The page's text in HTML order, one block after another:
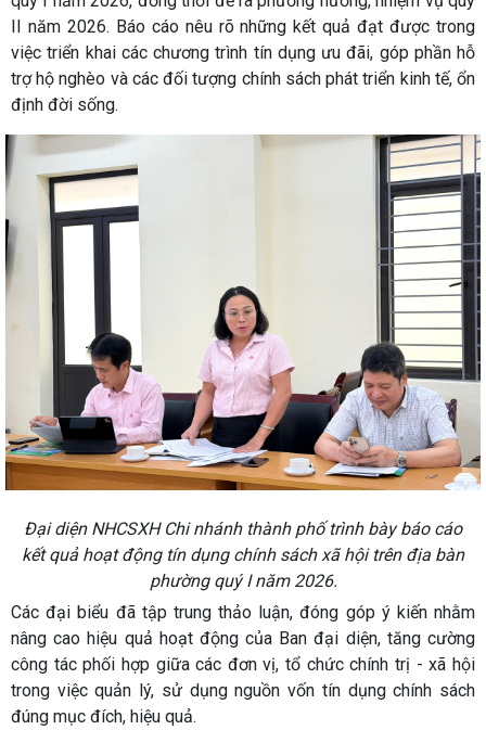
II năm 2026. Báo cáo nêu rõ những kết quả đạt được trong
việc triển khai các chương trình tín dụng ưu đãi, góp phần hỗ
trợ hộ nghèo và các đối tượng chính sách phát triển kinh tế, ổn
định đời sống.
Đại diện NHCSXH Chi nhánh thành phố trình bày báo cáo
kết quả hoạt động tín dụng chính sách xã hội trên địa bàn
phường quý I năm 2026.
Các đại biểu đã tập trung thảo luận, đóng góp ý kiến nhằm
nâng cao hiệu quả hoạt động của Ban đại diện, tăng cường
công tác phối hợp giữa các đơn vị, tổ chức chính trị - xã hội
trong việc quản lý, sử dụng nguồn vốn tín dụng chính sách
đúng mục đích, hiệu quả.